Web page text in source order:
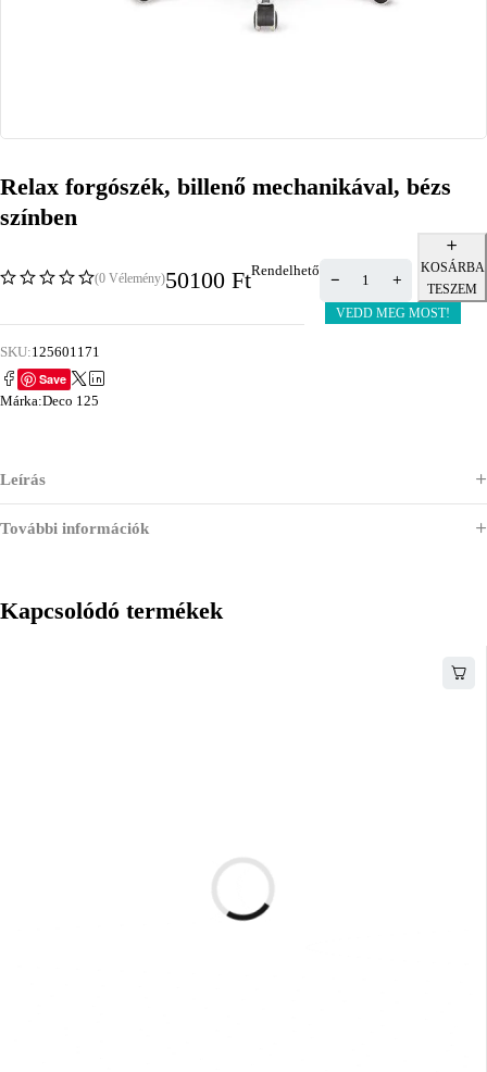
Relax forgószék, billenő mechanikával, bézs
színben
(0 Vélemény)50100 FtRendelhető
KOSÁRBA
TESZEM
VEDD MEG MOST!
SKU:125601171
Save
Márka:Deco 125
Leírás
További információk
Kapcsolódó termékek